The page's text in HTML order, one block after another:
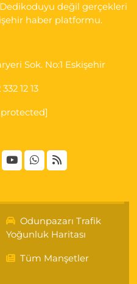
değil gerçekleri
haber platformu.
Sok. No:1 Eskişehir
12 13
Odunpazarı Trafik
Yoğunluk Haritası
Tüm Manşetler